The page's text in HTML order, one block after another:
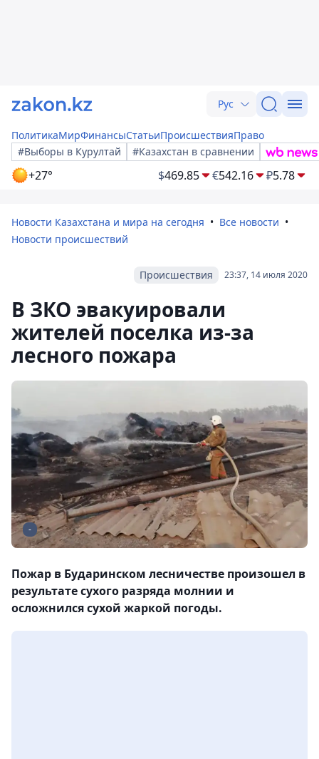
Рус
ПолитикаМирФинансыСтатьиПроисшествияПраво
#Выборы в Курултай
#Казахстан в сравнении
+27° $469.85 €542.16 ₽5.78
Новости Казахстана и мира на сегодня
Все новости
Новости происшествий
23:37, 14 июля 2020
Происшествия
В ЗКО эвакуировали
жителей поселка из-за
лесного пожара
-
Пожар в Бударинском лесничестве произошел в
результате сухого разряда молнии и
осложнился сухой жаркой погоды.